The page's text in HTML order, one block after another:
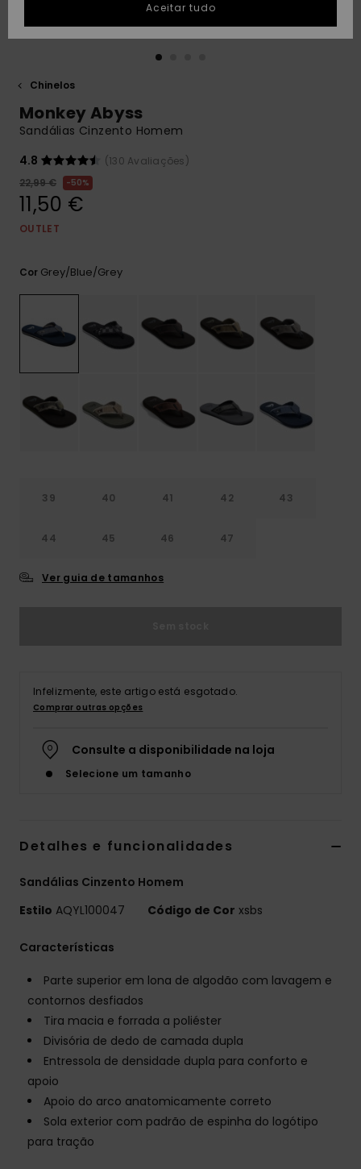
conversa para
obteres a
resposta mais
rápida à tua
conversa
respostas
para as
PRESENTE
DESEJO
Chinelos
Monkey Abyss
Sandálias Cinzento Homem
4.8
(130 Avaliações)
22,99 €
50%
11,50 €
OUTLET
Cor Grey/blue/grey
39 40 41 42 43
44 45 46 47
Ver guia de tamanhos
Infelizmente, este artigo está esgotado.
Comprar outras opções
Consulte a disponibilidade na loja
Selecione um tamanho
Detalhes e funcionalidades
Sandálias Cinzento Homem
Estilo AQYL100047 Código de Cor xsbs
Características
Parte superior em lona de algodão com lavagem e
contornos desfiados
Tira macia e forrada a poliéster
Divisória de dedo de camada dupla
Entressola de densidade dupla para conforto e
apoio
Apoio do arco anatomicamente correto
Sola exterior com padrão de espinha do logótipo
para tração
Aceitar tudo